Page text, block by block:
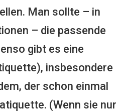
Man sollte – in
– die passende
gibt es eine
insbesondere
der schon einmal
(Wenn sie nur